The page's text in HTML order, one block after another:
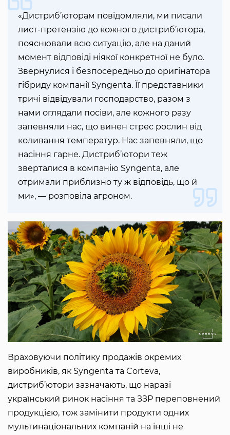
«Дистриб’юторам повідомляли, ми писали
лист-претензію до кожного дистриб’ютора,
пояснювали всю ситуацію, але на даний
момент відповіді ніякої конкретної не було.
Звернулися і безпосередньо до оригінатора
гібриду компанії Syngenta. Її представники
тричі відвідували господарство, разом з
нами оглядали посіви, але кожного разу
запевняли нас, що винен стрес рослин від
коливання температур. Нас запевняли, що
насіння гарне. Дистриб’ютори теж
зверталися в компанію Syngenta, але
отримали приблизно ту ж відповідь, що й
ми», — розповіла агроном.
Враховуючи політику продажів окремих
виробників, як Syngenta та Corteva,
дистриб’ютори зазначають, що наразі
український ринок насіння та ЗЗР переповнений
продукцією, тож замінити продукти одних
мультинаціональних компаній на інші не